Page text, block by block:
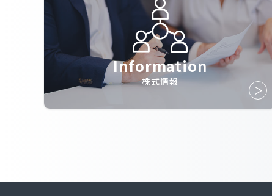
Information
株式情報